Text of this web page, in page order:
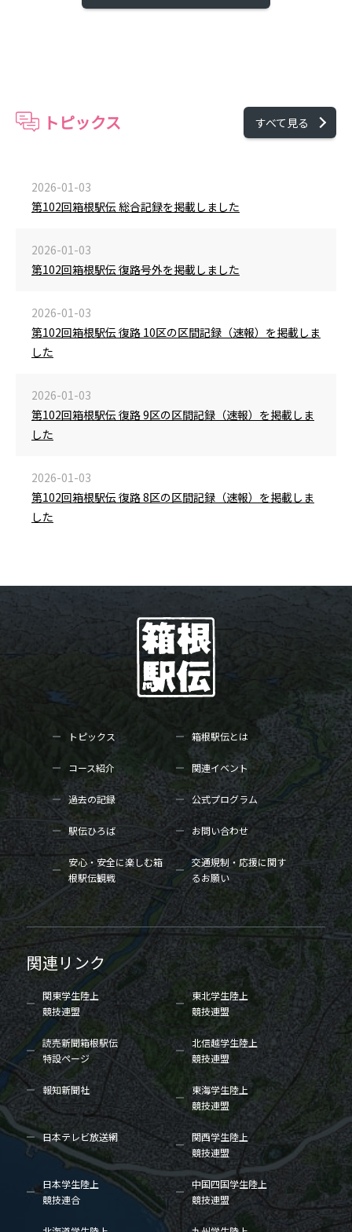
トピックス すべて見る
2026-01-03
第102回箱根駅伝 総合記録を掲載しました
2026-01-03
第102回箱根駅伝 復路号外を掲載しました
2026-01-03
第102回箱根駅伝 復路 10区の区間記録（速報）を掲載しま
した
2026-01-03
第102回箱根駅伝 復路 9区の区間記録（速報）を掲載しま
した
2026-01-03
第102回箱根駅伝 復路 8区の区間記録（速報）を掲載しま
した
トピックス 箱根駅伝とは
コース紹介 関連イベント
過去の記録 公式プログラム
駅伝ひろば お問い合わせ
安心・安全に楽しむ箱
根駅伝観戦
交通規制・応援に関す
るお願い
関連リンク
関東学生陸上
競技連盟
東北学生陸上
競技連盟
読売新聞箱根駅伝
特設ページ
北信越学生陸上
競技連盟
報知新聞社
東海学生陸上
競技連盟
日本テレビ放送網
関西学生陸上
競技連盟
日本学生陸上
競技連合
中国四国学生陸上
競技連盟